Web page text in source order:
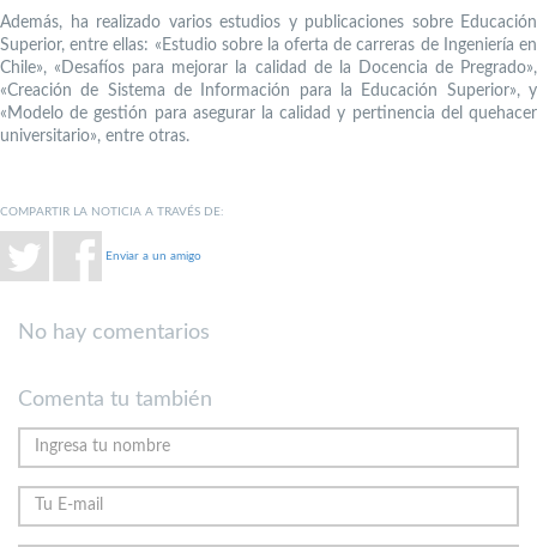
Además, ha realizado varios estudios y publicaciones sobre Educación
Superior, entre ellas: «Estudio sobre la oferta de carreras de Ingeniería en
Chile», «Desafíos para mejorar la calidad de la Docencia de Pregrado»,
«Creación de Sistema de Información para la Educación Superior», y
«Modelo de gestión para asegurar la calidad y pertinencia del quehacer
universitario», entre otras.
COMPARTIR LA NOTICIA A TRAVÉS DE:
Enviar a un amigo
No hay comentarios
Comenta tu también